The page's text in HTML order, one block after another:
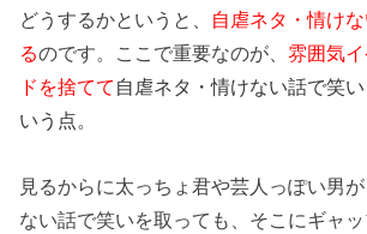
どうするかというと、 自虐ネタ・情け
るのです。ここで重要なのが、雰囲気
ドを捨てて 自虐ネタ・情けない話で笑
いう点。
見るからに太っちょ君や芸人っぽい男
ない話で笑いを取っても、そこにギャ